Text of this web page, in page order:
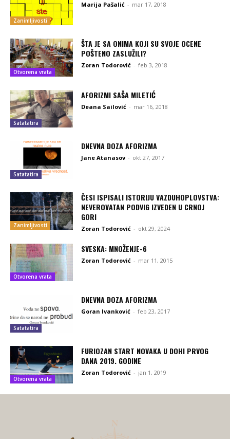
Zanimljivosti
Marija Pašalić - mar 17, 2018
Otvorena vrata
ŠTA JE SA ONIMA KOJI SU SVOJE OCENE
POŠTENO ZASLUŽILI?
Zoran Todorović - feb 3, 2018
Satatatira
AFORIZMI SAŠA MILETIĆ
Deana Sailović - mar 16, 2018
Satatatira
DNEVNA DOZA AFORIZMA
Jane Atanasov - okt 27, 2017
Zanimljivosti
ČESI ISPISALI ISTORIJU VAZDUHOPLOVSTVA:
NEVEROVATAN PODVIG IZVEDEN U CRNOJ
GORI
Zoran Todorović - okt 29, 2024
Otvorena vrata
SVESKA: MNOŽENJE-6
Zoran Todorović - mar 11, 2015
Satatatira
DNEVNA DOZA AFORIZMA
Goran Ivanković - feb 23, 2017
Otvorena vrata
FURIOZAN START NOVAKA U DOHI PRVOG
DANA 2019. GODINE
Zoran Todorović - jan 1, 2019